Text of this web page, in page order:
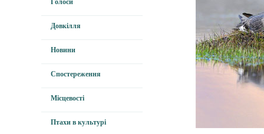
Голоси
Довкілля
Новини
Спостереження
Місцевості
Птахи в культурі